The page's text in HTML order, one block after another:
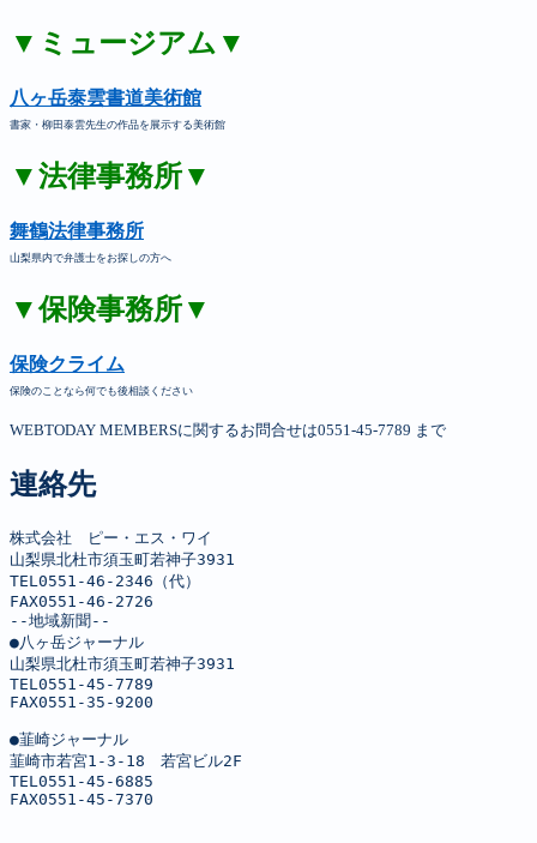
▼ミュージアム▼
八ヶ岳泰雲書道美術館
書家・柳田泰雲先生の作品を展示する美術館
▼法律事務所▼
舞鶴法律事務所
山梨県内で弁護士をお探しの方へ
▼保険事務所▼
保険クライム
保険のことなら何でも後相談ください
WEBTODAY MEMBERSに関するお問合せは0551-45-7789 まで
連絡先
株式会社　ピー・エス・ワイ
山梨県北杜市須玉町若神子3931
TEL0551-46-2346（代）
FAX0551-46-2726
--地域新聞--
●八ヶ岳ジャーナル
山梨県北杜市須玉町若神子3931
TEL0551-45-7789
FAX0551-35-9200
●韮崎ジャーナル
韮崎市若宮1-3-18　若宮ビル2F
TEL0551-45-6885
FAX0551-45-7370